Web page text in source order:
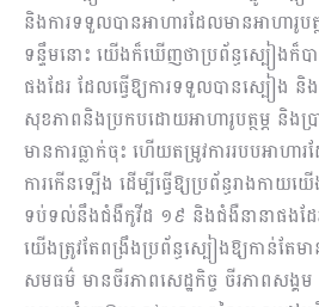
និងការទទួលបានអាហារដែលមានអាហារូបត្
ទន្ទឹមនោះ យើងក៏ឃើញថាប្រព័ន្ធស្បៀង
ផងដែរ ដែលធ្វើឱ្យការទទួលបានស្បៀង
សុខភាពនិងប្រកបដោយអាហារូបត្ថម្ភ និង
មានការធ្លាក់ចុះ ហើយតម្រូវការរបបអាហារ
ការកើនទ្បើង ដើម្បីធ្វើឱ្យប្រព័ន្ធរាងកា
ទប់ទល់នឹងជំងឺកូវីដ ១៩ និងជំងឺនានាផងដែរ
យើងត្រូវតែពង្រឹងប្រព័ន្ធស្បៀងឱ្យកាន់តែម
សមធម៌ មានចីរភាពសេដ្ឋកិច្ច ចីរភាពសង្គ